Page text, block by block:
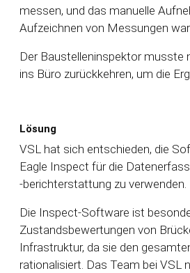
messen, und das manuelle
Aufzeichnen von Messungen
Der Baustelleninspektor musste
ins Büro zurückkehren, um die
Lösung
VSL hat sich entschieden, die
Eagle Inspect für die
-berichterstattung zu verwenden.
Die Inspect-Software ist
Zustandsbewertungen von
Infrastruktur, da sie den
rationalisiert. Das Team bei VSL